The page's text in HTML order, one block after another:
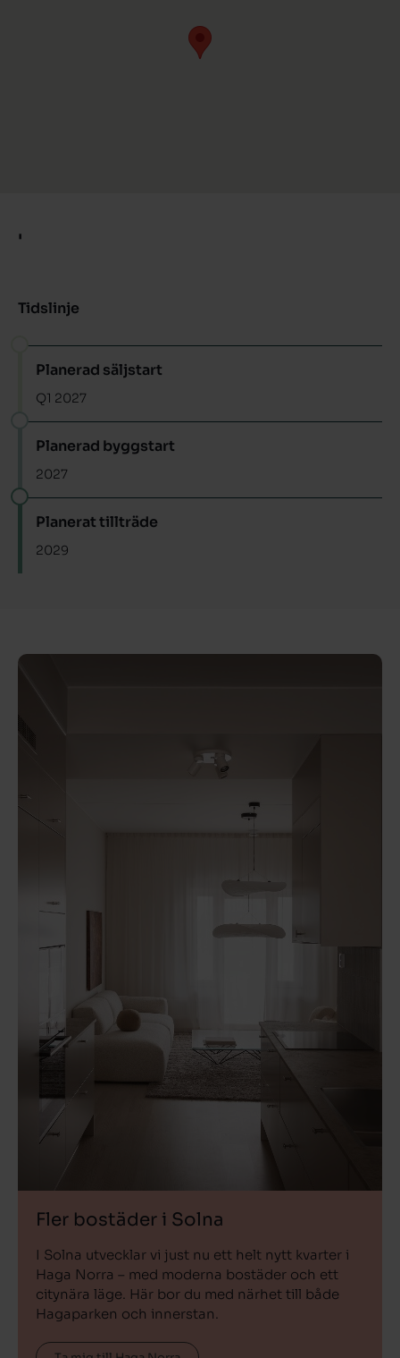
'
Tidslinje
Planerad säljstart
Q1 2027
Planerad byggstart
2027
Planerat tillträde
2029
Fler bostäder i Solna
I Solna utvecklar vi just nu ett helt nytt kvarter i
Haga Norra – med moderna bostäder och ett
citynära läge. Här bor du med närhet till både
Hagaparken och innerstan.